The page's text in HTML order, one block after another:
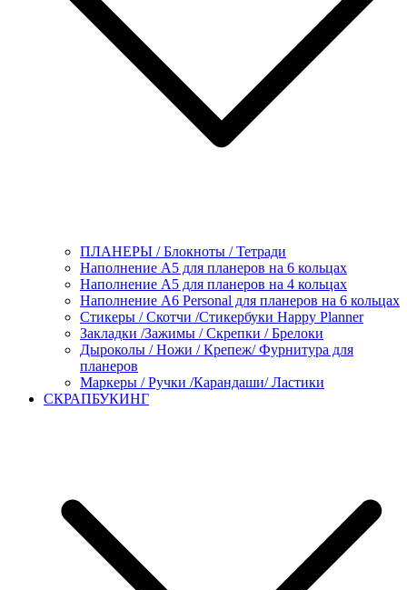
ПЛАНЕРЫ / Блокноты / Тетради
Наполнение А5 для планеров на 6 кольцах
Наполнение А5 для планеров на 4 кольцах
Наполнение А6 Personal для планеров на 6 кольцах
Стикеры / Скотчи /Стикербуки Happy Planner
Закладки /Зажимы / Скрепки / Брелоки
Дыроколы / Ножи / Крепеж/ Фурнитура для
планеров
Маркеры / Ручки /Карандаши/ Ластики
СКРАПБУКИНГ